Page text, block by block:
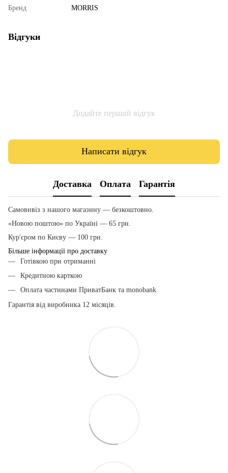
Бренд MORRIS
Відгуки
Додайте перший відгук
Написати відгук
Доставка Оплата Гарантія
Самовивіз з нашого магазину — безкоштовно.
«Новою поштою» по Україні — 65 грн.
Кур'єром по Києву — 100 грн.
Більше інформації про доставку
Готівкою при отриманні
Кредитною карткою
Оплата частинами ПриватБанк та monobank
Гарантія від виробника 12 місяців.